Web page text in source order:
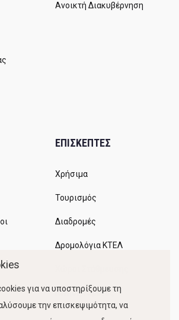
Ανοικτή Διακυβέρνηση
ΕΠΙΣΚΕΠΤΕΣ
Χρήσιμα
Τουρισμός
Διαδρομές
Δρομολόγια ΚΤΕΛ
Κίνηση Λιμένος
για να υποστηρίξουμε τη
την επισκεψιμότητα, να